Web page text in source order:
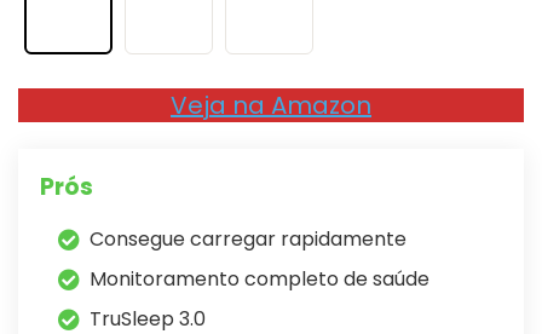
Veja na Amazon
Prós
Consegue carregar rapidamente
Monitoramento completo de saúde
TruSleep 3.0